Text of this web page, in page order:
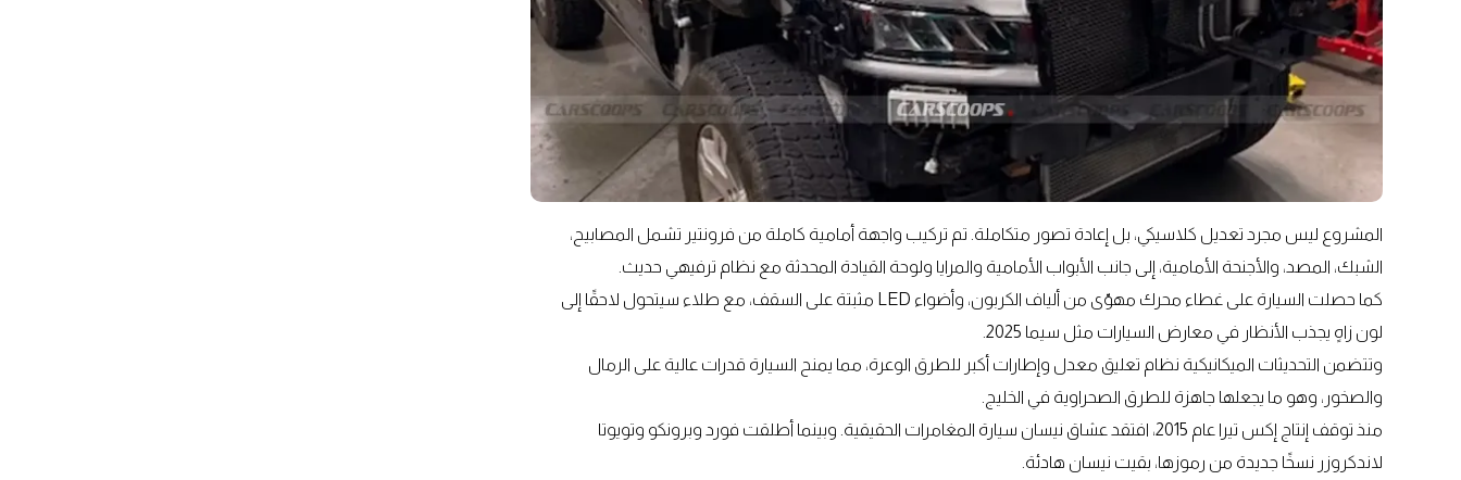
المشروع ليس مجرد تعديل كلاسيكي، بل إعادة تصور متكاملة. تم تركيب واجهة أمامية كاملة من فرونتير تشمل المصابيح،
الشبك، المصد، والأجنحة الأمامية، إلى جانب الأبواب الأمامية والمرايا ولوحة القيادة المحدثة مع نظام ترفيهي حديث.
كما حصلت السيارة على غطاء محرك مهوّى من ألياف الكربون، وأضواء LED مثبتة على السقف، مع طلاء سيتحول لاحقًا إلى
لون زاهٍ يجذب الأنظار في معارض السيارات مثل سيما 2025.
وتتضمن التحديثات الميكانيكية نظام تعليق معدل وإطارات أكبر للطرق الوعرة، مما يمنح السيارة قدرات عالية على الرمال
والصخور، وهو ما يجعلها جاهزة للطرق الصحراوية في الخليج.
منذ توقف إنتاج إكس تيرا عام 2015، افتقد عشاق نيسان سيارة المغامرات الحقيقية. وبينما أطلقت فورد وبرونكو وتويوتا
لاندكروزر نسخًا جديدة من رموزها، بقيت نيسان هادئة.